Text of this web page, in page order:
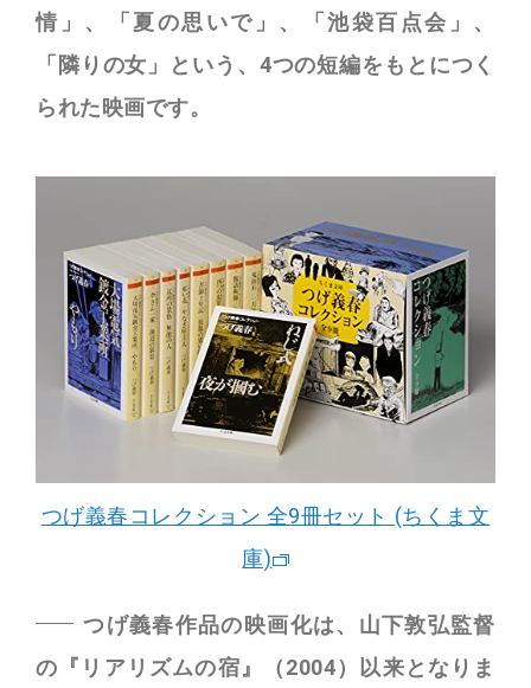
情」、「夏の思いで」、「池袋百点会」、
「隣りの女」という、4つの短編をもとにつく
られた映画です。
つげ義春コレクション 全9冊セット (ちくま文
庫)
つげ義春作品の映画化は、山下敦弘監督
の『リアリズムの宿』（2004）以来となりま